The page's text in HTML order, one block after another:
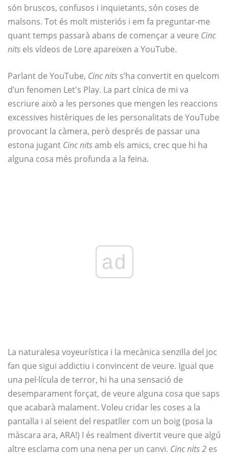
són bruscos, confusos i inquietants, són coses de
malsons. Tot és molt misteriós i em fa preguntar-me
quant temps passarà abans de començar a veure Cinc
nits els vídeos de Lore apareixen a YouTube.
Parlant de YouTube, Cinc nits s’ha convertit en quelcom
d’un fenomen Let's Play. La part cínica de mi va
escriure això a les persones que mengen les reaccions
excessives histèriques de les personalitats de YouTube
provocant la càmera, però després de passar una
estona jugant Cinc nitsamb els amics, crec que hi ha
alguna cosa més profunda a la feina.
ad
La naturalesa voyeurística i la mecànica senzilla del joc
fan que sigui addictiu i convincent de veure. Igual que
una pel·lícula de terror, hi ha una sensació de
desemparament forçat, de veure alguna cosa que saps
que acabarà malament. Voleu cridar les coses a la
pantalla i al seient del respatller com un boig (posa la
màscara ara, ARA!) I és realment divertit veure que algú
altre esclama com una nena per un canvi. Cinc nits 2 es